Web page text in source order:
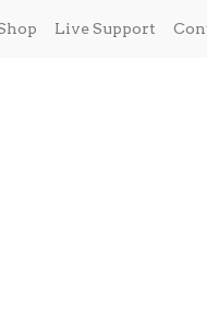
Live Support